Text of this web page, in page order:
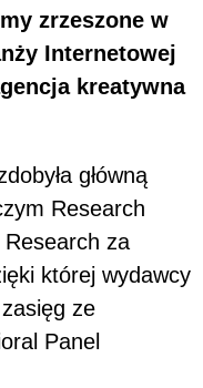
zrzeszone w
Internetowej
kreatywna
główną
Research
za
której wydawcy
ze
Panel